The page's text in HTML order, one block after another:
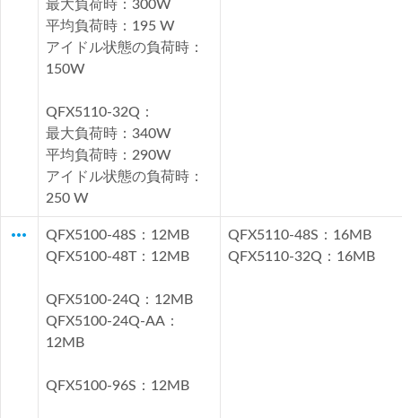
最大負荷時：300W
平均負荷時：195 W
アイドル状態の負荷時：
150W
QFX5110-32Q：
最大負荷時：340W
平均負荷時：290W
アイドル状態の負荷時：
250 W
more_horiz
QFX5100-48S：12MB
QFX5100-48T：12MB
QFX5100-24Q：12MB
QFX5100-24Q-AA：
12MB
QFX5100-96S：12MB
QFX5110-48S：16MB
QFX5110-32Q：16MB